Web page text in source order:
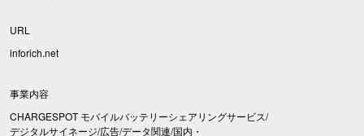
URL
inforich.net
事業内容
CHARGESPOT モバイルバッテリーシェアリングサービス/
デジタルサイネージ/広告/データ関連/国内・